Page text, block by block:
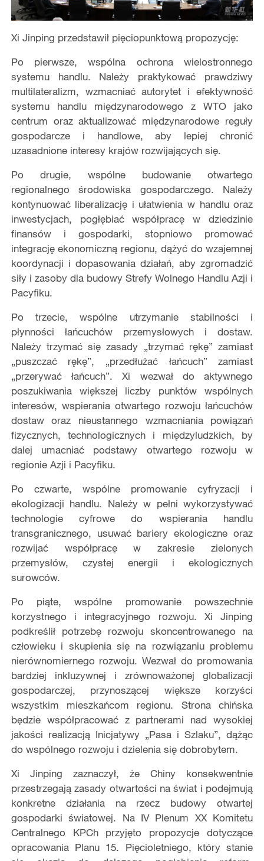
Xi Jinping przedstawił pięciopunktową propozycję:
Po pierwsze, wspólna ochrona wielostronnego
systemu handlu. Należy praktykować prawdziwy
multilateralizm, wzmacniać autorytet i efektywność
systemu handlu międzynarodowego z WTO jako
centrum oraz aktualizować międzynarodowe reguły
gospodarcze i handlowe, aby lepiej chronić
uzasadnione interesy krajów rozwijających się.
Po drugie, wspólne budowanie otwartego
regionalnego środowiska gospodarczego. Należy
kontynuować liberalizację i ułatwienia w handlu oraz
inwestycjach, pogłębiać współpracę w dziedzinie
finansów i gospodarki, stopniowo promować
integrację ekonomiczną regionu, dążyć do wzajemnej
koordynacji i dopasowania działań, aby zgromadzić
siły i zasoby dla budowy Strefy Wolnego Handlu Azji i
Pacyfiku.
Po trzecie, wspólne utrzymanie stabilności i
płynności łańcuchów przemysłowych i dostaw.
Należy trzymać się zasady „trzymać rękę” zamiast
„puszczać rękę”, „przedłużać łańcuch” zamiast
„przerywać łańcuch”. Xi wezwał do aktywnego
poszukiwania większej liczby punktów wspólnych
interesów, wspierania otwartego rozwoju łańcuchów
dostaw oraz nieustannego wzmacniania powiązań
fizycznych, technologicznych i międzyludzkich, by
dalej umacniać podstawy otwartego rozwoju w
regionie Azji i Pacyfiku.
Po czwarte, wspólne promowanie cyfryzacji i
ekologizacji handlu. Należy w pełni wykorzystywać
technologie cyfrowe do wspierania handlu
transgranicznego, usuwać bariery ekologiczne oraz
rozwijać współpracę w zakresie zielonych
przemysłów, czystej energii i ekologicznych
surowców.
Po piąte, wspólne promowanie powszechnie
korzystnego i integracyjnego rozwoju. Xi Jinping
podkreślił potrzebę rozwoju skoncentrowanego na
człowieku i skupienia się na rozwiązaniu problemu
nierównomiernego rozwoju. Wezwał do promowania
bardziej inkluzywnej i zrównoważonej globalizacji
gospodarczej, przynoszącej większe korzyści
wszystkim mieszkańcom regionu. Strona chińska
będzie współpracować z partnerami nad wysokiej
jakości realizacją Inicjatywy „Pasa i Szlaku”, dążąc
do wspólnego rozwoju i dzielenia się dobrobytem.
Xi Jinping zaznaczył, że Chiny konsekwentnie
przestrzegają zasady otwartości na świat i podejmują
konkretne działania na rzecz budowy otwartej
gospodarki światowej. Na IV Plenum XX Komitetu
Centralnego KPCh przyjęto propozycje dotyczące
opracowania Planu 15. Pięcioletniego, który stanie